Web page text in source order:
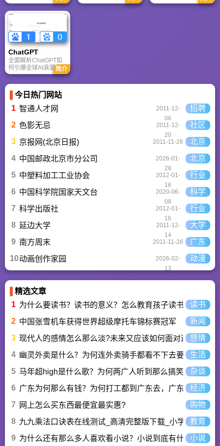
快速迭代上占优。两
者定位不同，各有千
台，内置AI“魔力工作
针对其中文能力、隐
ChatGPT‌
全面解析ChatGPT如
何引爆全球AI浪潮！
通俗讲解神经网络、
Transformer与RLHF
核心技术，带您轻松
看懂大语言模型如何
重塑未来。
简介
今日热门网站
1 智通人才网
2011-12-
06
招聘
2 色影无忌
2011-12-
20
社区
3 京报网(北京日报) 2011-11-26
北京
4 中国邮政北京市分公司
2026-01-
28
北京
5 中塑料加工工业协会
2012-01-
16
行业
6 中国科学院国家天文台
2020-06-
08
科学
7 科学出版社
2012-01-
16
行业
8 延边大学
2011-12-
14
大学
9 南方周末 2011-11-26
广东
10动画创作家园
2026-02-
13
动漫
精选文章
1 为什么要读书？读书的意义？怎么教育孩子读书？读书
2 中国张雪机车获得世界超级摩托车锦标赛冠军
新闻
3 现代人的感情怎么那么淡?未来又应该如何面对这人情淡
感情
4 幽灵外卖是什么？为何连外卖骑手都看不下去要举报？
生活
5 马年超high是什么歌？为何两广人听到那么搞笑？马超
杂谈
6 广东为何那么有钱？为何打工都到广东去，广东连续37年
经济
7
网上怎么买东西最便宜最实惠?
购物
8 九九乘法口诀表在线测试_高清完整版下载_小学数学口算
教育
9 为什么还有那么多人喜欢看小说？小说到底有什么魅力长
小说